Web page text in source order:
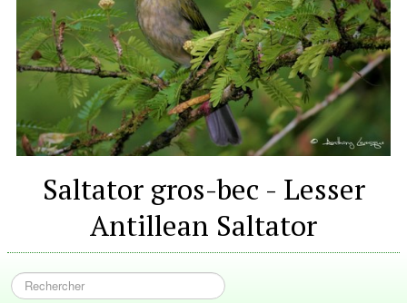
Saltator gros-bec - Lesser
Antillean Saltator